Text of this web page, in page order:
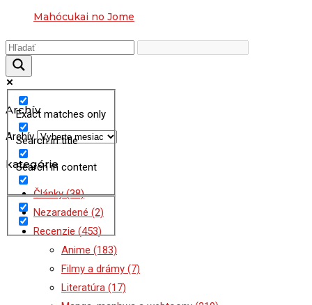
Mahócukai no Jome
Exact matches only
Search in title
Search in content
Archív
Archív
kategórie
Články(38)
Nezaradené (2)
Recenzie (453)
Anime (183)
Filmy a drámy (7)
Literatúra (17)